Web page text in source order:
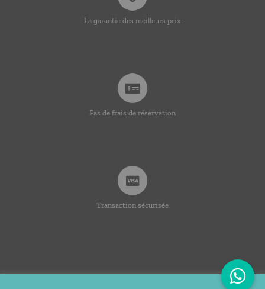
La garantie des meilleurs prix
Pas de frais de réservation
Transaction sécurisée